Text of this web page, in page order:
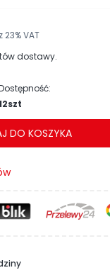
z 23%VAT
dostawy.
DO KOSZYKA